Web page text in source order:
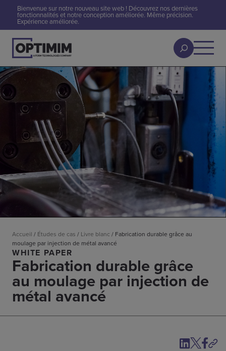
Bienvenue sur notre nouveau site web ! Découvrez nos dernières
fonctionnalités et notre conception améliorée. Même précision.
Expérience améliorée.
Accueil / Études de cas / Livre blanc / Fabrication durable grâce au
moulage par injection de métal avancé
WHITE PAPER
Fabrication durable grâce
au moulage par injection de
métal avancé